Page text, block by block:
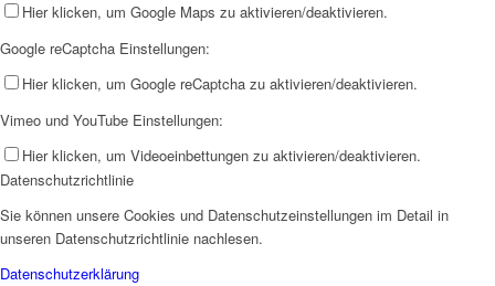
Hier klicken, um Google Maps zu aktivieren/deaktivieren.
Google reCaptcha Einstellungen:
Hier klicken, um Google reCaptcha zu aktivieren/deaktivieren.
Vimeo und YouTube Einstellungen:
Hier klicken, um Videoeinbettungen zu aktivieren/deaktivieren.
Datenschutzrichtlinie
Sie können unsere Cookies und Datenschutzeinstellungen im Detail in
unseren Datenschutzrichtlinie nachlesen.
Datenschutzerklärung